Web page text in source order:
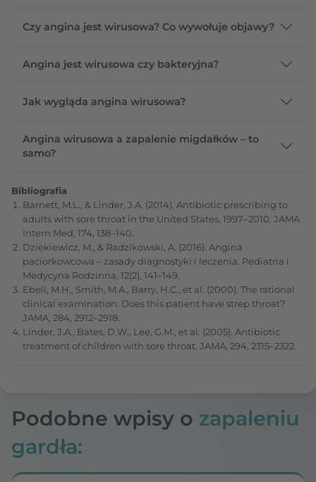
Czy angina jest wirusowa? Co wywołuje objawy?
Angina jest wirusowa czy bakteryjna?
Jak wygląda angina wirusowa?
Angina wirusowa a zapalenie migdałków – to
samo?
Bibliografia
Barnett, M.L., & Linder, J.A. (2014). Antibiotic prescribing to
adults with sore throat in the United States, 1997–2010. JAMA
Intern Med, 174, 138–140.
Dziekiewicz, M., & Radzikowski, A. (2016). Angina
paciorkowcowa – zasady diagnostyki i leczenia. Pediatria i
Medycyna Rodzinna, 12(2), 141–149.
Ebell, M.H., Smith, M.A., Barry, H.C., et al. (2000). The rational
clinical examination. Does this patient have strep throat?
JAMA, 284, 2912–2918.
Linder, J.A., Bates, D.W., Lee, G.M., et al. (2005). Antibiotic
treatment of children with sore throat. JAMA, 294, 2315–2322.
Podobne wpisy o zapaleniu
gardła: